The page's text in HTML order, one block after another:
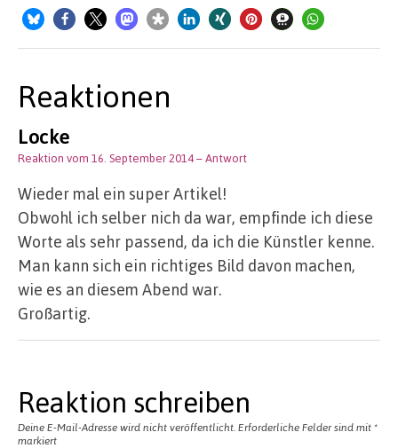
Reaktionen
Locke
Reaktion vom 16. September 2014– Antwort
Wieder mal ein super Artikel!
Obwohl ich selber nich da war, empfinde ich diese
Worte als sehr passend, da ich die Künstler kenne.
Man kann sich ein richtiges Bild davon machen,
wie es an diesem Abend war.
Großartig.
Reaktion schreiben
Deine E-Mail-Adresse wird nicht veröffentlicht. Erforderliche Felder sind mit *
markiert